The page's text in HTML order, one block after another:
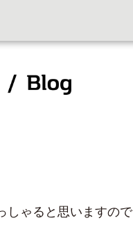
しゃると思いますので